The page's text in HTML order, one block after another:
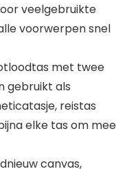
veelgebruikte
voorwerpen snel
met twee
gebruikt als
reistas
elke tas om mee
canvas,